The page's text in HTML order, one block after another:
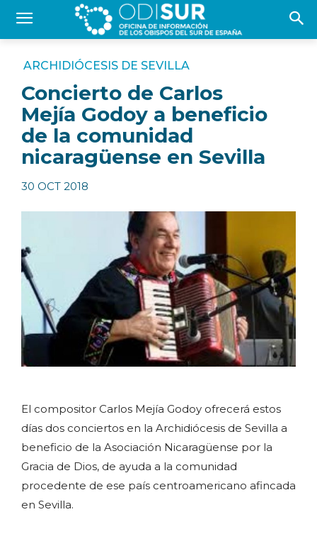
ARCHIDIÓCESIS DE SEVILLA
Concierto de Carlos
Mejía Godoy a beneficio
de la comunidad
nicaragüense en Sevilla
30 OCT 2018
El compositor Carlos Mejía Godoy ofrecerá estos
días dos conciertos en la Archidiócesis de Sevilla a
beneficio de la Asociación Nicaragüense por la
Gracia de Dios, de ayuda a la comunidad
procedente de ese país centroamericano afincada
en Sevilla.